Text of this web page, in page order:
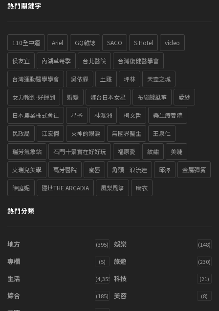
熱門關鍵字
110全中運 Ariel GQ雜誌 SACO S Hotel video
侯友宜 內湖草莓季 台北醫院 台灣復健醫學會
台灣運動醫學學會 吳依霖 土雞 坪林 天空之城
女力報到-好運到 婚變 嫁台日本女星 布袋戲風箏 愛紗
日本農業株式會社 星予 林瀛洲 柯文哲 樂生療養院
民政局 江宏傑 火神的眼淚 無國界醫生 王泉仁
瑞芳氣象站 石門十景實在好好玩 福原愛 紋繡 美睫
艾瑞兒美學 萬芳醫院 蜜唇 角頭－浪流連 邱澤 金屬彈簧
陳庭妮 隱世THE ARCADIA 風梨風箏 麻衣
熱門分類
地方 (395) 娛樂 (148)
專欄 (5) 旅遊 (230)
生活 (4,355) 科技 (21)
綜合 (185) 美容 (8)